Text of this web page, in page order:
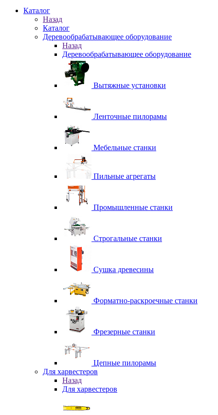
Каталог
Назад
Каталог
Деревообрабатывающее оборудование
Назад
Деревообрабатывающее оборудование
Вытяжные установки
Ленточные пилорамы
Мебельные станки
Пильные агрегаты
Промышленные станки
Строгальные станки
Сушка древесины
Форматно-раскроечные станки
Фрезерные станки
Цепные пилорамы
Для харвестеров
Назад
Для харвестеров